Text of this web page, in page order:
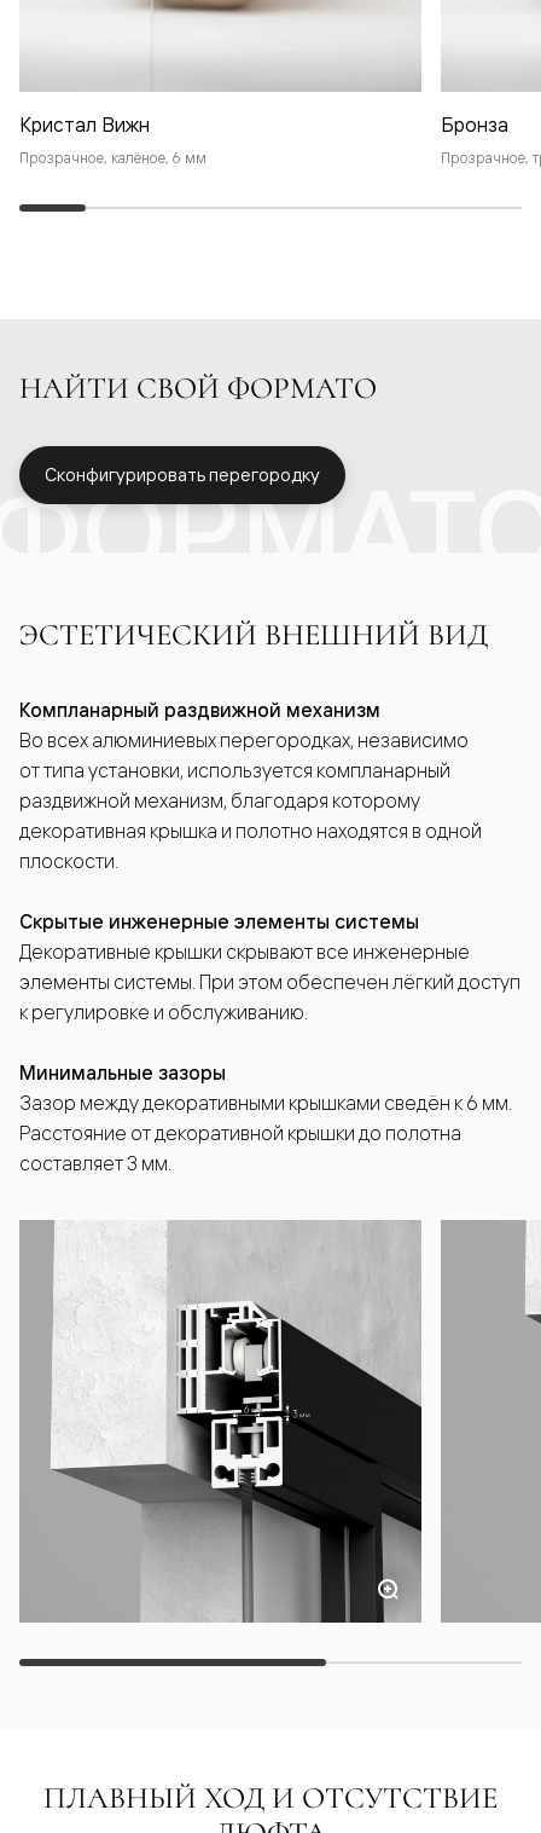
Кристал Вижн
Прозрачное, калёное, 6 мм
Бронза
Прозрачное,
НАЙТИ СВОЙ ФОРМАТО
Сконфигурировать перегородку
ЭСТЕТИЧЕСКИЙ ВНЕШНИЙ ВИД
Компланарный раздвижной механизм
Во всех алюминиевых перегородках, независимо
от типа установки, используется компланарный
раздвижной механизм, благодаря которому
декоративная крышка и полотно находятся в одной
плоскости.
Скрытые инженерные элементы системы
Декоративные крышки скрывают все инженерные
элементы системы. При этом обеспечен лёгкий доступ
к регулировке и обслуживанию.
Минимальные зазоры
Зазор между декоративными крышками сведён к 6 мм.
Расстояние от декоративной крышки до полотна
составляет 3 мм.
ПЛАВНЫЙ ХОД И ОТСУТСТВИЕ